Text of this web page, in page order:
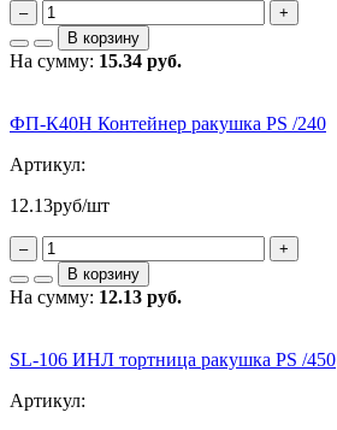
–
+
В корзину
На сумму: 15.34 руб.
ФП-К40Н Контейнер ракушка PS /240
Артикул:
12.13руб/шт
–
+
В корзину
На сумму: 12.13 руб.
SL-106 ИНЛ тортница ракушка PS /450
Артикул: